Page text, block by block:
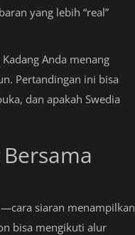
yang lebih “real”
Anda menang
Pertandingan ini bisa
dan apakah Swedia
siaran menampilkan
bisa mengikuti alur